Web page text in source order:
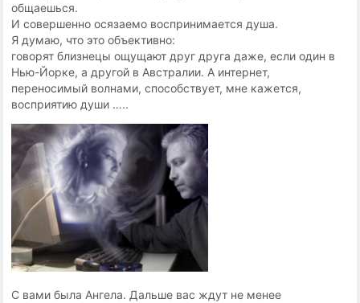
общаешься.
И совершенно осязаемо воспринимается душа.
Я думаю, что это объективно:
говорят близнецы ощущают друг друга даже, если один в
Нью-Йорке, а другой в Австралии. А интернет,
переносимый волнами, способствует, мне кажется,
восприятию души …..
С вами была Ангела. Дальше вас ждут не менее